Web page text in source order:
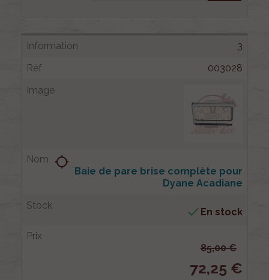
3
003028
Baie de pare brise complète pour
Dyane Acadiane
location_searching
 En stock
85,00 €
72,25 €